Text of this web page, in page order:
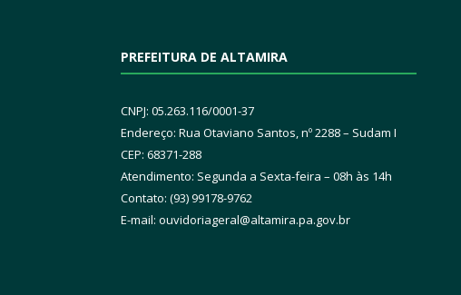
PREFEITURA DE ALTAMIRA
CNPJ: 05.263.116/0001-37
Endereço: Rua Otaviano Santos, nº 2288 – Sudam I
CEP: 68371-288
Atendimento: Segunda a Sexta-feira – 08h às 14h
Contato: (93) 99178-9762
E-mail: ouvidoriageral@altamira.pa.gov.br